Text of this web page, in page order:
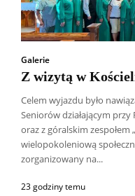
Galerie
Z wizytą w
Celem wyjazdu było
Seniorów działającym
oraz z góralskim zespołem
wielopokoleniową
zorganizowany na...
23 godziny temu